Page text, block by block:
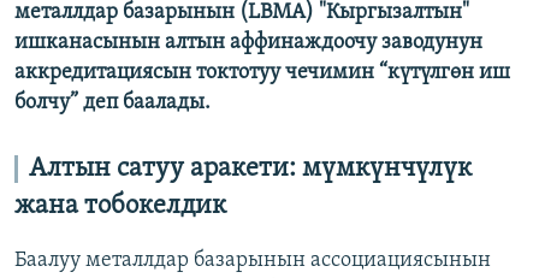
металлдар базарынын (LBMA) "Кыргызалтын"
ишканасынын алтын аффинаждоочу заводунун
аккредитациясын токтотуу чечимин “күтүлгөн иш
болчу” деп баалады.
Алтын сатуу аракети: мүмкүнчүлүк
жана тобокелдик
Баалуу металлдар базарынын ассоциациясынын